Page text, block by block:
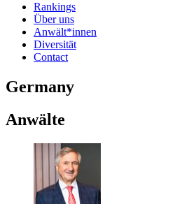
Rankings
Über uns
Anwält*innen
Diversität
Contact
Germany
Anwälte